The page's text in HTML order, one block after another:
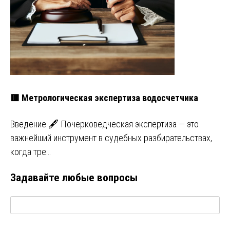
🟥 Метрологическая экспертиза водосчетчика
Введение 🖋️ Почерковедческая экспертиза — это
важнейший инструмент в судебных разбирательствах,
когда тре…
Задавайте любые вопросы